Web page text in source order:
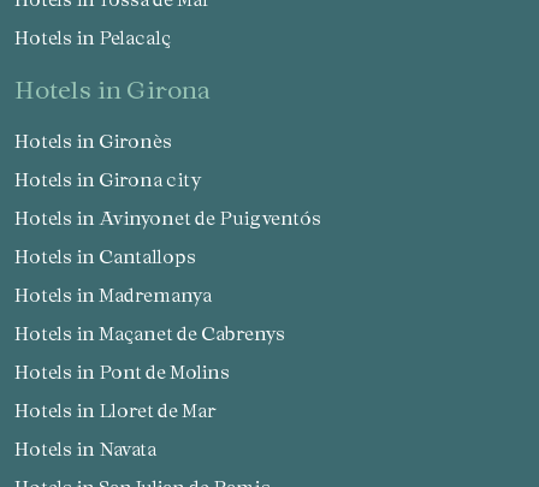
Hotels in Pelacalç
hotels in Girona
Hotels in Gironès
Hotels in Girona city
Hotels in Avinyonet de Puigventós
Hotels in Cantallops
Hotels in Madremanya
Hotels in Maçanet de Cabrenys
Hotels in Pont de Molins
Hotels in Lloret de Mar
Hotels in Navata